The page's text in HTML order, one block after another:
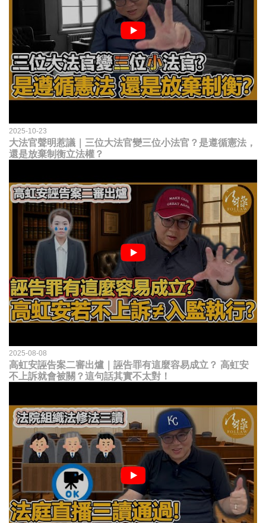
2025-10-23
大法官聲明惹議｜三位大法官變三位小法官？是遵循憲法，
還是放棄制衡立法權？
2025-08-08
高虹安誣告案二審出爐｜誣告罪有這麼容易成立？ 高虹安
不上訴就會被關？這句話其實不太對！